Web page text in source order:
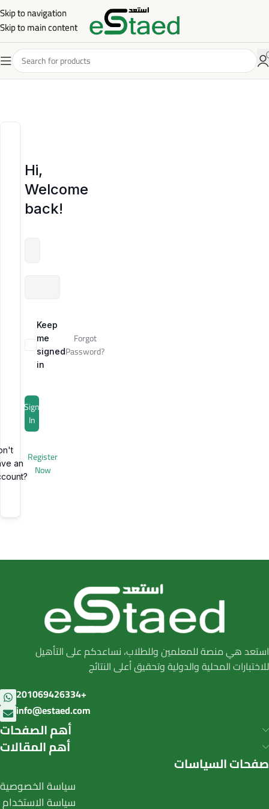
Skip to navigation
Skip to main content
Skip to navigation
Skip to main content
Hi,
Welcome
back!
Keep
me
signed
in
Forgot
Password?
Sign
In
an Register
Now
استعد هي منصة للمعلمين وللطلاب، نساعدكم على التأهيل
للاختبارات المحلية والدولية وتحقيق أعلى النتائج
201069426334+
info@estaed.com
أهم الصفحات
أهم المقالات
صفحات السياسات
سياسة الخصوصية
سياسة الاستخدام